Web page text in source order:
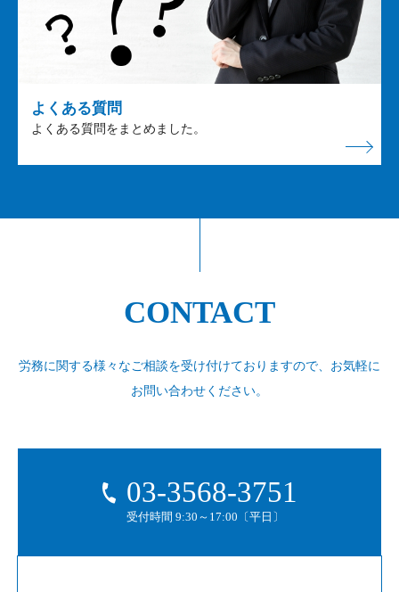
よくある質問
よくある質問をまとめました。
CONTACT
労務に関する様々なご相談を受け付けておりますので、 お気軽に
お問い合わせください。
03-3568-3751
受付時間 9:30～17:00〔平日〕